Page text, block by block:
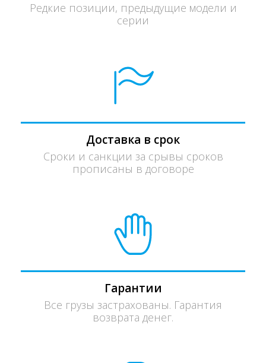
Редкие позиции, предыдущие модели и
серии
Доставка в срок
Сроки и санкции за срывы сроков
прописаны в договоре
Гарантии
Все грузы застрахованы. Гарантия
возврата денег.